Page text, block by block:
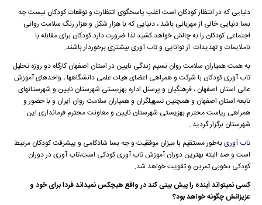
دنیایی که در انتظار کودکان است اغلب پاسخگوی اتتظارت و توقعات کودکان نیست چه
بسا دنیایی خالی از مهربانی باشد ، دنیایی که با هزار شکل و هزار رنگ سلامت روانی
اجتماعی کودکان را به چالش خواهد کشید لذا ضرورت دارد کودکان برای مقابله با
ناملایمات و تهدیدات از توانایی و تاب آوری بیشتری برخوردار باشند.
به همت همیاران سلامت روان نسیم زندگی نایین در استان اصفهان کارگاه دو روزه تحلیل
تاب آوری کودکان با شرکت و همراهی اعضای هیات علمی دانشگاهها ، واحدهای آموزش
عالی استان اصفهان ، فرهنگیان و پرسنل اداره بهزیستی شهرستان نایین و شهرستانهای
تابعه استان اصفهان و همچنین تسهیلگران و همیاران سلامت روان ایران و با حضور و
همراهی ریاست محترم بهزیستی شهرستان نایین و معاونت محترم فرمانداری این
شهرستان برگزار گردید .
تاب آوریبه‌طور مستقیم با میزان موفقیت و جه بسا شادکامی و پیشرفت کودکان مرتبط
است و صد البته بهترین دوران آموزش تاب آوری کودکی است،تاب آوری در دوران
کودکی بخوبی تمرین و تقویت خواهد شد.
کسی نمیتواند آینده را پیش بینی کند در واقع هیچکس نمیداند فردا برای خود و
عزیزانش چگونه خواهد بود؟